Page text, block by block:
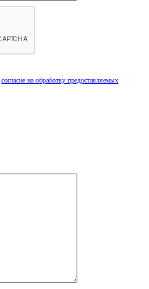
согласие на обработку предоставляемых